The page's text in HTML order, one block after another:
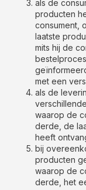
als de
producten
consument,
laatste
mits hij de
met een
als de
waarop de
derde, de
heeft
bij
producten
waarop de
derde, het